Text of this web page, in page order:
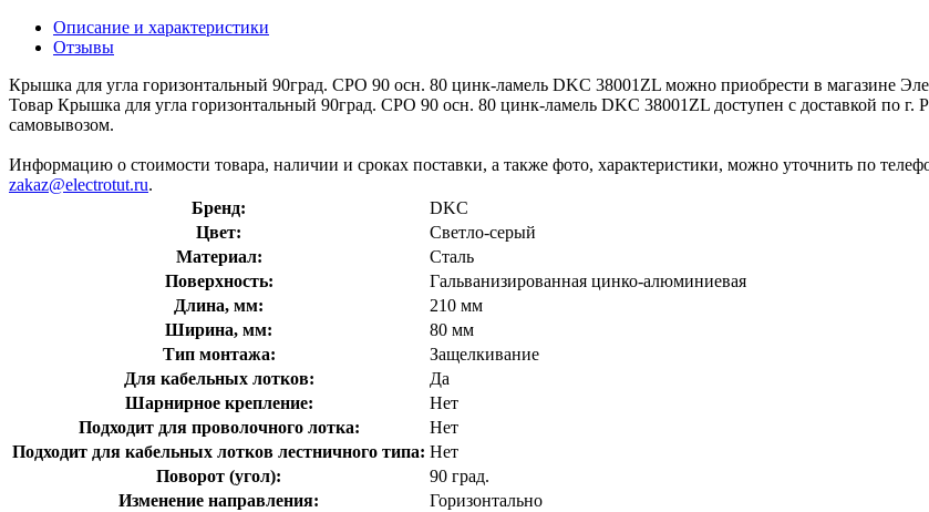
Описание и характеристики
Отзывы
Крышка для угла горизонтальный 90град. CPO 90 осн. 80 цинк-ламель DKC 38001ZL можно приобрести в магазине
Товар Крышка для угла горизонтальный 90град. CPO 90 осн. 80 цинк-ламель DKC 38001ZL доступен с доставкой по
самовывозом.
Информацию о стоимости товара, наличии и сроках поставки, а также фото, характеристики, можно уточнить по
zakaz@electrotut.ru.
Бренд:
DKC
Цвет:
Светло-серый
Материал:
Сталь
Поверхность:
Гальванизированная цинко-алюминиевая
Длина, мм:
210 мм
Ширина, мм:
80 мм
Тип монтажа:
Защелкивание
Для кабельных лотков:
Да
Шарнирное крепление:
Нет
Подходит для проволочного лотка:
Нет
Подходит для кабельных лотков лестничного типа: Нет
Поворот (угол):
90 град.
Изменение направления:
Горизонтально